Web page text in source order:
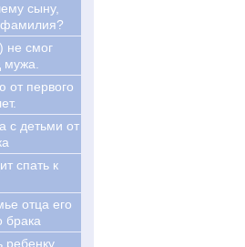
сыну,
фамилия?
не смог
мужа.
от первого
с детьми от
спать к
отца его
брака
ребенку